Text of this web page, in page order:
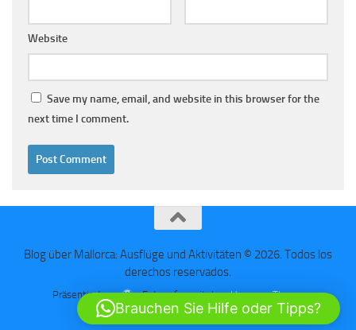
Website
Save my name, email, and website in this browser for the
next time I comment.
Blog über Mallorca: Ausflüge und Aktivitäten © 2026. Todos los
derechos reservados.
Präsentiert von - Entworfen mit demHueman-Theme
Brauchen Sie Hilfe oder Tipps?